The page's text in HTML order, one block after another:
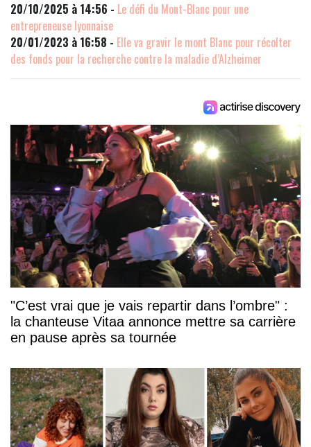
20/10/2025 à 14:56 - Le défi du Mont-Blanc pour une
entrepreneuse lyonnaise
20/01/2023 à 16:58 - Elle va gravir le mont Blanc pour récolter
des fonds pour la recherche contre la maladie d’Alzheimer
"C’est vrai que je vais repartir dans l’ombre" :
la chanteuse Vitaa annonce mettre sa carrière
en pause après sa tournée